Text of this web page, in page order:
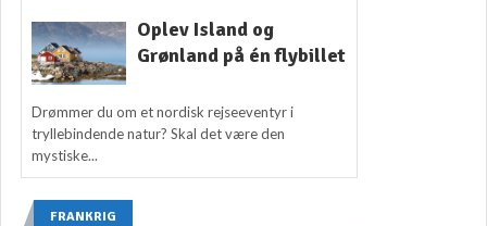
Oplev Island og
Grønland på én flybillet
Drømmer du om et nordisk rejseeventyr i
tryllebindende natur? Skal det være den
mystiske...
FRANKRIG